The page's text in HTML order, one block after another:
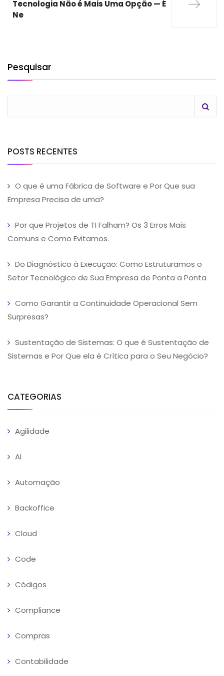
Tecnologia Não é Mais Uma Opção — É
Ne
Pesquisar
POSTS RECENTES
O que é uma Fábrica de Software e Por Que sua
Empresa Precisa de uma?
Por que Projetos de TI Falham? Os 3 Erros Mais
Comuns e Como Evitamos.
Do Diagnóstico à Execução: Como Estruturamos o
Setor Tecnológico de Sua Empresa de Ponta a Ponta
Como Garantir a Continuidade Operacional Sem
Surpresas?
Sustentação de Sistemas: O que é Sustentação de
Sistemas e Por Que ela é Crítica para o Seu Negócio?
CATEGORIAS
Agilidade
AI
Automação
Backoffice
Cloud
Code
Códigos
Compliance
Compras
Contabilidade